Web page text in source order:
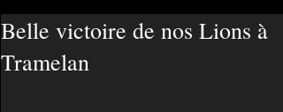
Belle victoire de nos Lions à
Tramelan